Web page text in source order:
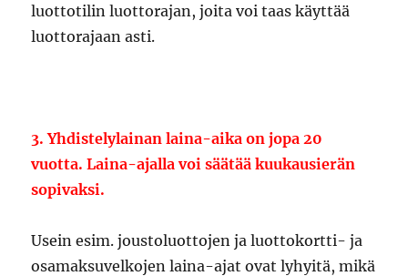
luottotilin luottorajan, joita voi taas käyttää
luottorajaan asti.
3. Yhdistelylainan laina-aika on jopa 20
vuotta. Laina-ajalla voi säätää kuukausierän
sopivaksi.
Usein esim. joustoluottojen ja luottokortti- ja
osamaksuvelkojen laina-ajat ovat lyhyitä, mikä